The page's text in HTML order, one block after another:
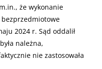
że wykonanie
bezprzedmiotowe
2024 r. Sąd oddalił
należna,
nie zastosowała